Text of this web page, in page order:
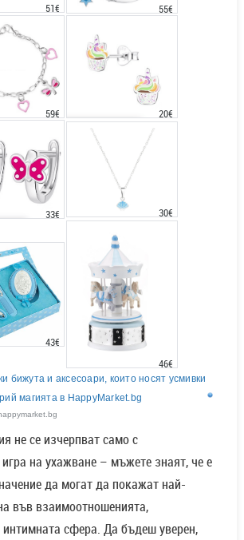
51€ 55€
59€ 20€
33€ 30€
43€
46€
бижута и аксесоари, които носят усмивки
магията в HappyMarket.bg
не се изчерпват само с
на ухажване – мъжете знаят, че е
да могат да покажат най-
във взаимоотношенията,
сфера. Да бъдеш уверен,